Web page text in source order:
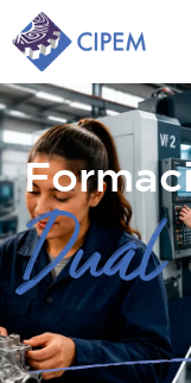
Dual